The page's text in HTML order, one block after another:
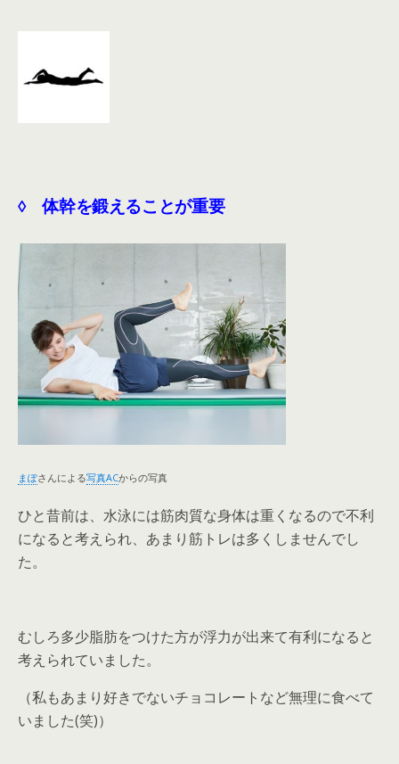
◊ 体幹を鍛えることが重要
まぽさんによる写真ACからの写真
ひと昔前は、水泳には筋肉質な身体は重くなるので不利
になると考えられ、あまり筋トレは多くしませんでし
た。
むしろ多少脂肪をつけた方が浮力が出来て有利になると
考えられていました。
（私もあまり好きでないチョコレートなど無理に食べて
いました(笑)）